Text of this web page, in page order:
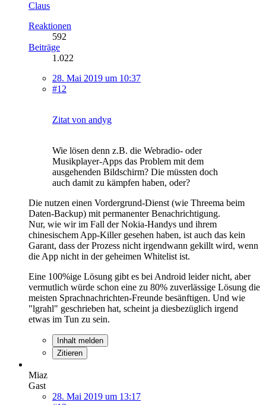
Claus
Reaktionen
592
Beiträge
1.022
28. Mai 2019 um 10:37
#12
Zitat von andyg
Wie lösen denn z.B. die Webradio- oder
Musikplayer-Apps das Problem mit dem
ausgehenden Bildschirm? Die müssten doch
auch damit zu kämpfen haben, oder?
Die nutzen einen Vordergrund-Dienst (wie Threema beim
Daten-Backup) mit permanenter Benachrichtigung.
Nur, wie wir im Fall der Nokia-Handys und ihrem
chinesischem App-Killer gesehen haben, ist auch das kein
Garant, dass der Prozess nicht irgendwann gekillt wird, wenn
die App nicht in der geheimen Whitelist ist.
Eine 100%ige Lösung gibt es bei Android leider nicht, aber
vermutlich würde schon eine zu 80% zuverlässige Lösung die
meisten Sprachnachrichten-Freunde besänftigen. Und wie
"lgrahl" geschrieben hat, scheint ja diesbezüglich irgend
etwas im Tun zu sein.
Inhalt melden
Zitieren
Miaz
Gast
28. Mai 2019 um 13:17